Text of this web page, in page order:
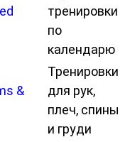
тренировки
по
календарю
&
Тренировки
для рук,
плеч, спины
и груди